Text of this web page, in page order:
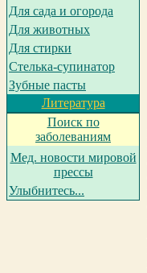
Для сада и огорода
Для животных
Для стирки
Cтелька-супинатор
Зубные пасты
Литература
Поиск по
заболеваниям
Мед. новости мировой
прессы
Улыбнитесь...